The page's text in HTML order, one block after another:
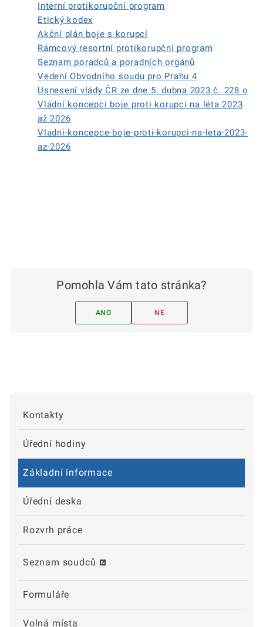
Kontakty
Úřední hodiny
Základní informace
Úřední deska
Rozvrh práce
Seznam soudců
Formuláře
Volná místa
Interní protikorupční program
Etický kodex
Akční plán boje s korupcí
Rámcový resortní protikorupční program
Seznam poradců a poradních orgánů
Vedení Obvodního soudu pro Prahu 4
Usnesení vlády ČR ze dne 5. dubna 2023 č. 228 o
Vládní koncepci boje proti korupci na léta 2023
až 2026
Vladni-koncepce-boje-proti-korupci-na-leta-2023-
az-2026
Pomohla Vám tato stránka?
ANO NE